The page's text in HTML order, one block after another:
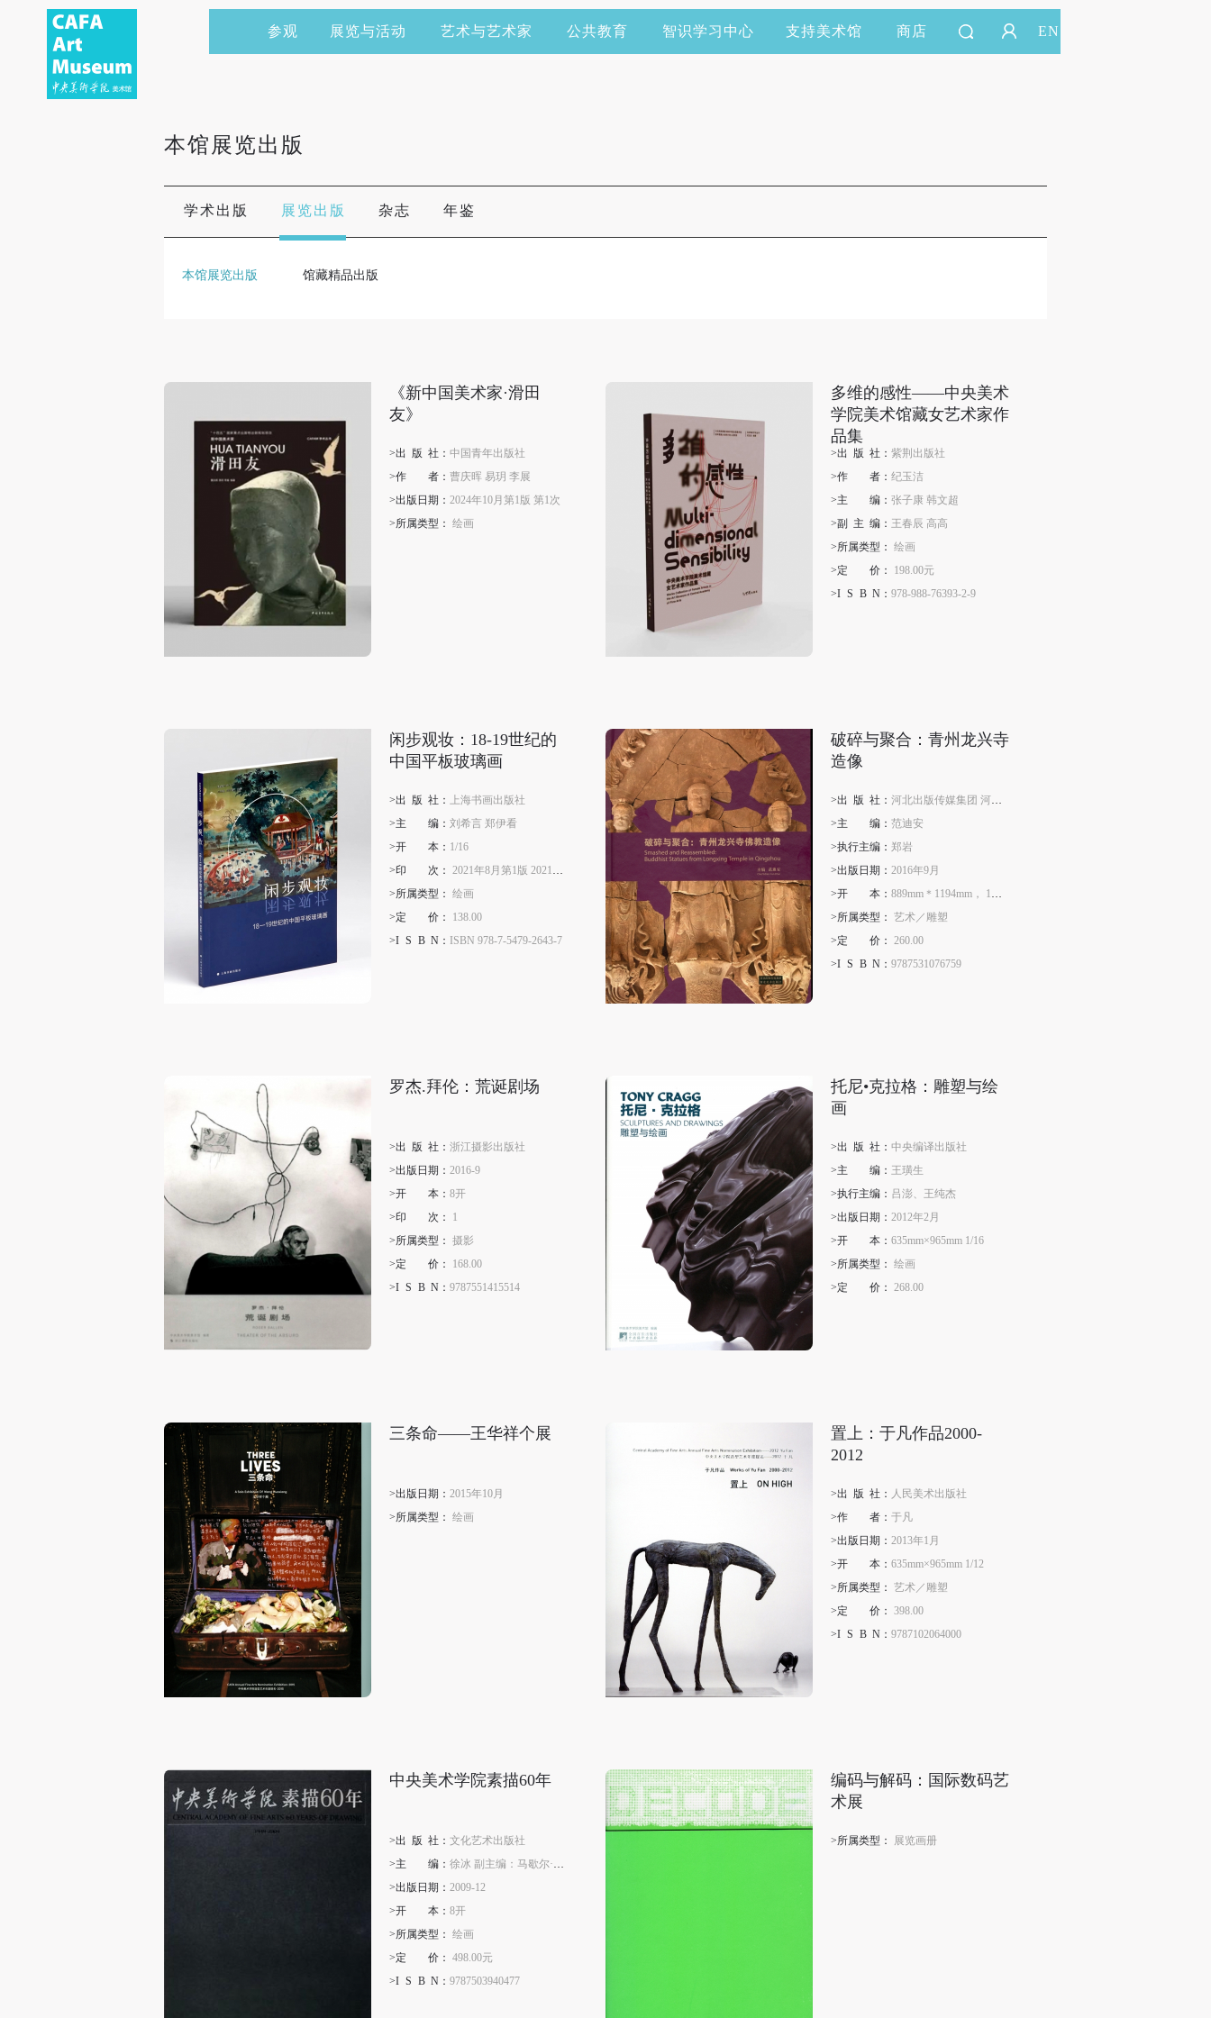
参观 展览与活动 艺术与艺术家 公共教育 智识学习中心 支持美术馆 商店 EN
展览回顾
数字美术馆
资讯
艺术出版
CAFAM 体验
捐赠
志愿者
合作伙伴
举办活动
本馆展览出版
学术出版 展览出版 杂志 年鉴
本馆展览出版 馆藏精品出版
《新中国美术家·滑田
友》
>出 版 社： 中国青年出版社
>作
者 ： 曹庆晖 易玥 李展
>出版日期： 2024年10月第1版 第1次
>所属类型： 绘画
多维的感性——中央美术
学院美术馆藏女艺术家作
品集
>出 版 社： 紫荆出版社
>作
者 ： 纪玉洁
>主
编 ： 张子康 韩文超
>副
主 编： 王春辰 高高
>所属类型： 绘画
>定
价 ：
198.00元
>I S B N ： 978-988-76393-2-9
闲步观妆：18-19世纪的
中国平板玻璃画
>出 版 社：
上海书画出版社
>主
编 ： 刘希言 郑伊看
>开
本 ： 1/16
>印
次 ： 2021年8月第1版 2021年8月第1次印刷
>所属类型： 绘画
>定
价 ：
138.00
>I S B N ： ISBN 978-7-5479-2643-7
破碎与聚合：青州龙兴寺
造像
>出 版 社： 河北出版传媒集团 河北美术出版社
>主
编 ： 范迪安
>执行主编： 郑岩
>出版日期： 2016年9月
>开
本 ： 889mm＊1194mm， 1／16
>所属类型： 艺术／雕塑
>定
价 ： 260.00
>I S B N ： 9787531076759
罗杰.拜伦：荒诞剧场
>出 版 社： 浙江摄影出版社
>出版日期： 2016-9
>开
本 ： 8开
>印
次 ：
1
>所属类型： 摄影
>定
价 ：
168.00
>I S B N ： 9787551415514
托尼•克拉格：雕塑与绘
画
>出 版 社： 中央编译出版社
>主
编 ： 王璜生
>执行主编： 吕澎、王纯杰
>出版日期： 2012年2月
>开
本 ： 635mm×965mm 1/16
>所属类型： 绘画
>定
价 ： 268.00
三条命——王华祥个展
>出版日期： 2015年10月
>所属类型： 绘画
置上：于凡作品2000-
2012
>出 版 社： 人民美术出版社
>作
者 ： 于凡
>出版日期： 2013年1月
>开
本 ： 635mm×965mm 1/12
>所属类型： 艺术／雕塑
>定
价 ： 398.00
>I S B N ： 9787102064000
中央美术学院素描60年
>出 版 社： 文化艺术出版社
>主
编 ： 徐冰 副主编：马歇尔·韦伯
>出版日期： 2009-12
>开
本 ： 8开
>所属类型： 绘画
>定
价 ： 498.00元
>I S B N ： 9787503940477
编码与解码：国际数码艺
术展
>所属类型： 展览画册
手机号码
手机号码将作为您的登录账号
验证码
登录
可使用雅昌艺术网会员账户登录